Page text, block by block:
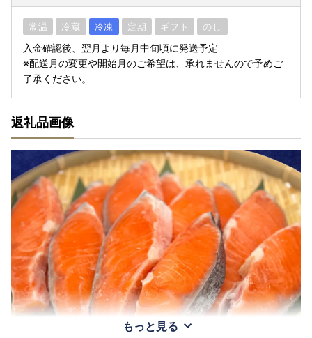
常温 冷蔵 冷凍 定期 ギフト のし
入金確認後、翌月より毎月中旬頃に発送予定
※配送月の変更や開始月のご希望は、承れませんので予めご
了承ください。
返礼品画像
もっと見る